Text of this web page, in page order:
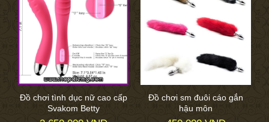
Đồ chơi tình dục nữ cao cấp
Svakom Betty
Đồ chơi sm đuôi cáo gắn
hậu môn